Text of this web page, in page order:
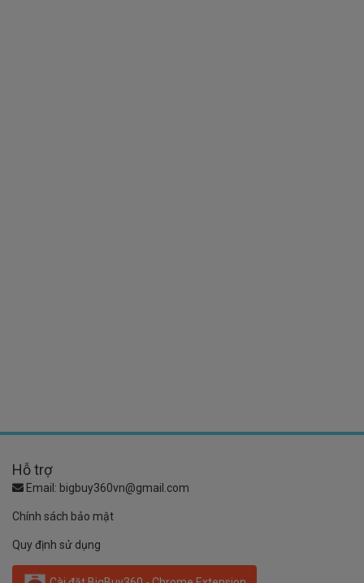
Hỗ trợ
Email: bigbuy360vn@gmail.com
Chính sách bảo mật
Quy định sử dụng